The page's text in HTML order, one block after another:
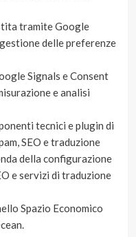
tramite Google
delle preferenze
Signals e Consent
e analisi
tecnici e plugin di
SEO e traduzione
della configurazione
e servizi di traduzione
Spazio Economico